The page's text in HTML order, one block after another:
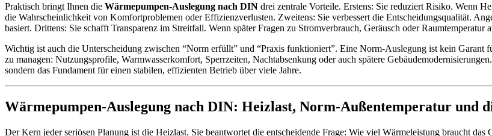
Praktisch bringt Ihnen die Wärmepumpen-Auslegung nach DIN drei zentrale Vorteile. Erstens: Sie reduziert Risiko. Wenn
die Wahrscheinlichkeit von Komfortproblemen oder Effizienzverlusten. Zweitens: Sie verbessert die Entscheidungsqualität.
basiert. Drittens: Sie schafft Transparenz im Streitfall. Wenn später Fragen zu Stromverbrauch, Geräusch oder
Wichtig ist auch die Unterscheidung zwischen “Norm erfüllt” und “Praxis funktioniert”. Eine Norm-Auslegung ist kein Garant
zu managen: Nutzungsprofile, Warmwasserkomfort, Sperrzeiten, Nachtabsenkung oder auch spätere
sondern das Fundament für einen stabilen, effizienten Betrieb über viele Jahre.
Wärmepumpen-Auslegung nach DIN: Heizlast, Norm-Außentemperatur und
Der Kern jeder seriösen Planung ist die Heizlast. Sie beantwortet die entscheidende Frage: Wie viel Wärmeleistung braucht